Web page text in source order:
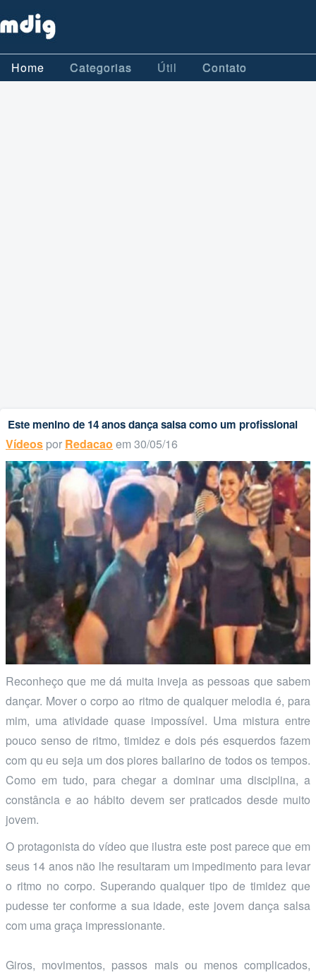
Home Categorias Útil Contato
Este menino de 14 anos dança salsa como um profissional
Vídeos por Redacao em 30/05/16
Reconheço que me dá muita inveja as pessoas que sabem
dançar. Mover o corpo ao ritmo de qualquer melodia é, para
mim, uma atividade quase impossível. Uma mistura entre
pouco senso de ritmo, timidez e dois pés esquerdos fazem
com qu eu seja um dos piores bailarino de todos os tempos.
Como em tudo, para chegar a dominar uma disciplina, a
constância e ao hábito devem ser praticados desde muito
jovem.
O protagonista do vídeo que ilustra este post parece que em
seus 14 anos não lhe resultaram um impedimento para levar
o ritmo no corpo. Superando qualquer tipo de timidez que
pudesse ter conforme a sua idade, este jovem dança salsa
com uma graça impressionante.
Giros, movimentos, passos mais ou menos complicados,